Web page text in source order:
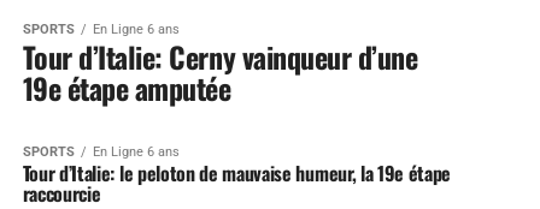
SPORTS En Ligne 6 ans
Tour d’Italie: Cerny vainqueur d’une
19e étape amputée
SPORTS En Ligne 6 ans
Tour d’Italie: le peloton de mauvaise humeur, la 19e étape
raccourcie